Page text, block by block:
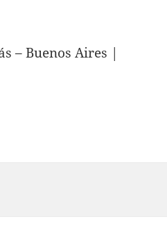
– Buenos Aires |